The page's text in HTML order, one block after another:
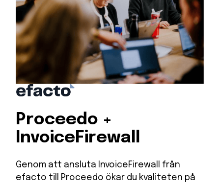
Proceedo +
InvoiceFirewall
Genom att ansluta InvoiceFirewall från
efacto till Proceedo ökar du kvaliteten på